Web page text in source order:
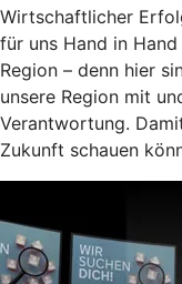
Wirtschaftlicher
für uns Hand in
Region – denn hier
unsere Region mit
Verantwortung.
Zukunft schauen